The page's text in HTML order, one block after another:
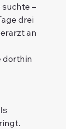
–
drei
an
dorthin